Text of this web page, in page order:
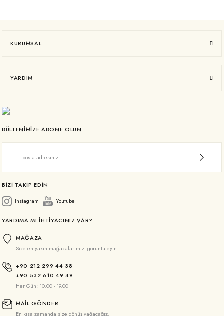
KURUMSAL
YARDIM
BÜLTENİMİZE ABONE OLUN
BİZİ TAKİP EDİN
Instagram
Youtube
YARDIMA MI İHTİYACINIZ VAR?
MAĞAZA
Size en yakın mağazalarımızı görüntüleyin
+90 212 299 44 38
+90 532 610 49 49
Her Gün: 10.00 - 19.00
MAİL GÖNDER
En kısa zamanda size dönüş yağacağız.